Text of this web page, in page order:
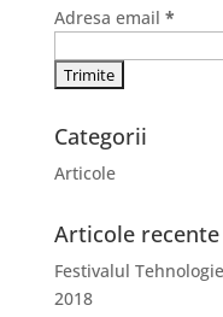
Adresa email *
Categorii
Articole
Articole recente
Festivalul
2018